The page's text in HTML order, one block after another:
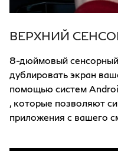
ВЕРХНИЙ
8-дюймовый
дублировать экран
помощью систем
, которые позволяют
приложения с вашего